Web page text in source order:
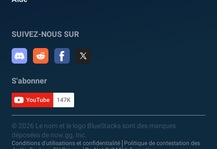
SUIVEZ-NOUS SUR
S'abonner
YouTube 147K
© 2026 Le nom et le logo BlueStacks sont des marques
déposées de now.gg, Inc.
Conditions d'utilisations et confidentialité
Politique de contestation des